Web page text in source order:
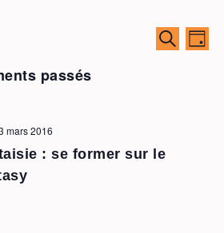
ET
DE
JOUR
passés
mars 2016
: se former sur le